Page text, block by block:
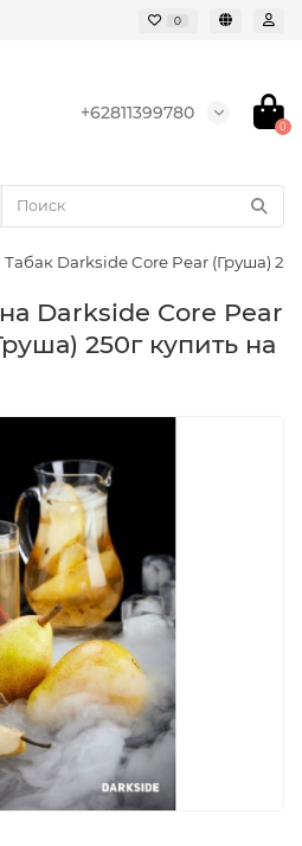
0
+62811399780
0
Табак Darkside Core Pear (Груша)
Darkside Core Pear
250г купить на